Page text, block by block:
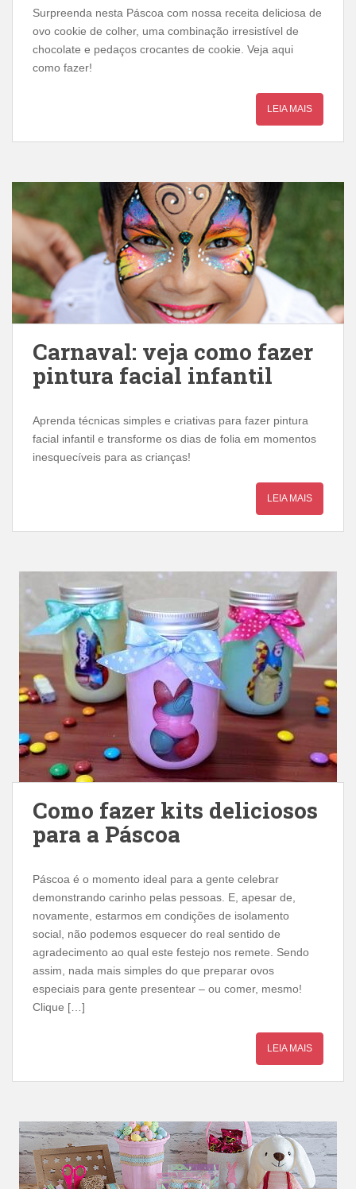
Surpreenda nesta Páscoa com nossa receita deliciosa de
ovo cookie de colher, uma combinação irresistível de
chocolate e pedaços crocantes de cookie. Veja aqui
como fazer!
LEIA MAIS
Carnaval: veja como fazer
pintura facial infantil
Aprenda técnicas simples e criativas para fazer pintura
facial infantil e transforme os dias de folia em momentos
inesquecíveis para as crianças!
LEIA MAIS
Como fazer kits deliciosos
para a Páscoa
Páscoa é o momento ideal para a gente celebrar
demonstrando carinho pelas pessoas. E, apesar de,
novamente, estarmos em condições de isolamento
social, não podemos esquecer do real sentido de
agradecimento ao qual este festejo nos remete. Sendo
assim, nada mais simples do que preparar ovos
especiais para gente presentear – ou comer, mesmo!
Clique […]
LEIA MAIS